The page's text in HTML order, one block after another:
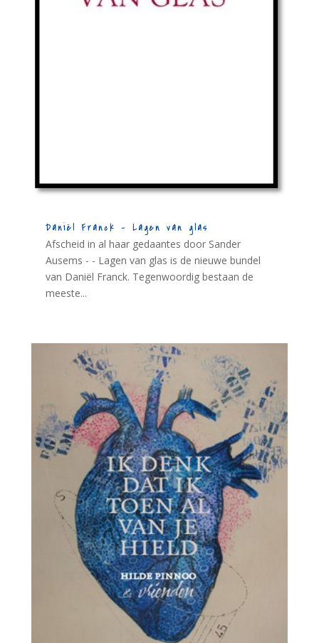
Daniël Franck – Lagen van glas
Afscheid in al haar gedaantes door Sander
Ausems - - Lagen van glas is de nieuwe bundel
van Daniël Franck. Tegenwoordig bestaan de
meeste...